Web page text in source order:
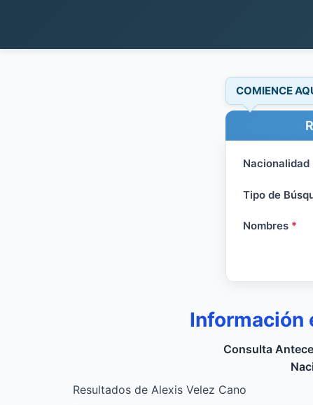
COMIENCE
Nacionalidad
Tipo de
Nombres *
Información
Consulta
Resultados de Alexis Velez Cano